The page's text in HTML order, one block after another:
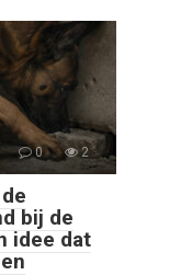
0 2
bij de
idee dat